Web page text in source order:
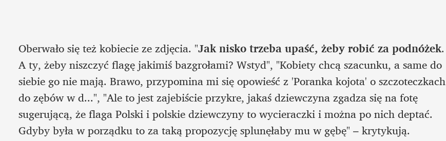
Oberwało się też kobiecie ze zdjęcia. "Jak nisko trzeba upaść, żeby robić za podnóżek.
A ty, żeby niszczyć flagę jakimiś bazgrołami? Wstyd", "Kobiety chcą szacunku, a same do
siebie go nie mają. Brawo, przypomina mi się opowieść z 'Poranka kojota' o szczoteczkach
do zębów w d...", "Ale to jest zajebiście przykre, jakaś dziewczyna zgadza się na fotę
sugerującą, że flaga Polski i polskie dziewczyny to wycieraczki i można po nich deptać.
Gdyby była w porządku to za taką propozycję splunęłaby mu w gębę" – krytykują.